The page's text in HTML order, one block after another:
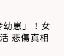
崽」！女
悲傷真相